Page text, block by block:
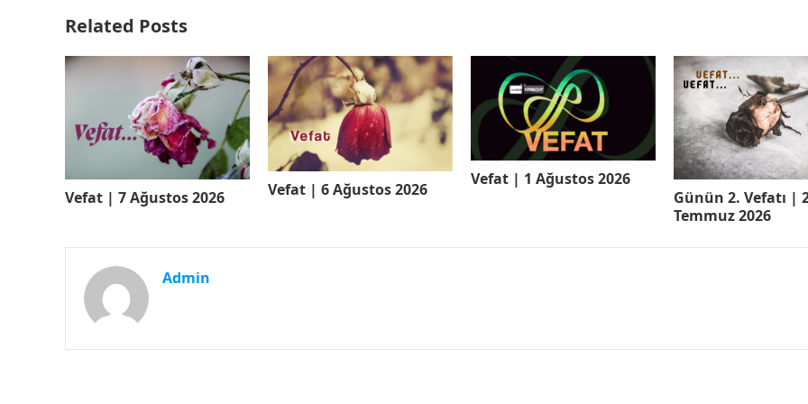
Related Posts
Vefat | 7 Ağustos 2026 Vefat | 6 Ağustos 2026
Vefat | 1 Ağustos 2026
Günün 2. Vefatı |
Temmuz 2026
Admin